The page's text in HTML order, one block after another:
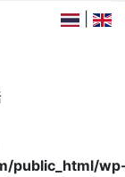
|
public_html/